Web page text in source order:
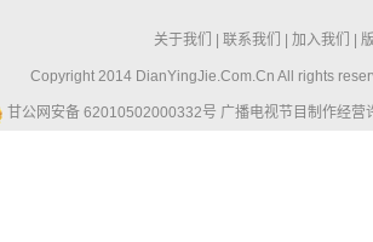
关于我们 联系我们 加入我们
Copyright 2014 DianYingJie.Com.Cn All rights
甘公网安备 62010502000332号 广播电视节目制作经